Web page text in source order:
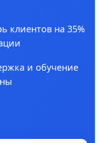
клиентов на 35%
и обучение